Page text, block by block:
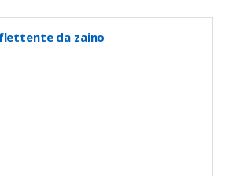
da zaino